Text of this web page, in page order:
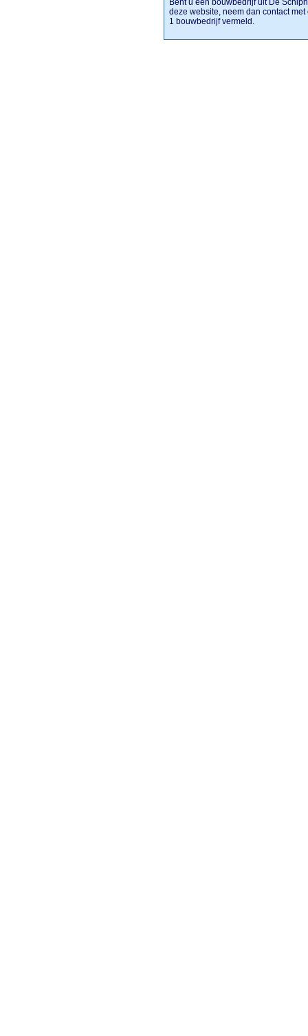
Bent u een bouwbedrijf uit De
deze website, neem dan contact
1 bouwbedrijf vermeld.